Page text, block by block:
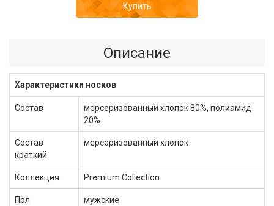
Купить
Описание
Характеристики носков
Состав
мерсеризованный хлопок 80%, полиамид
20%
Состав
краткий
мерсеризованный хлопок
Коллекция Premium Сollection
Пол мужские